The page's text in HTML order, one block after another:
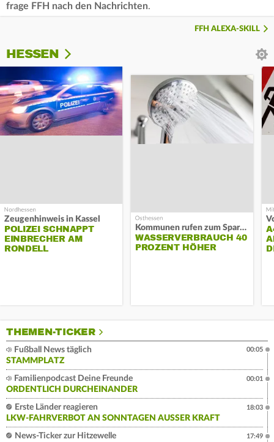
frage FFH nach den Nachrichten.
FFH ALEXA-SKILL
HESSEN
Zeugenhinweis in Kassel
POLIZEI SCHNAPPT
EINBRECHER AM
RONDELL
Kommunen rufen zum Sparen auf
WASSERVERBRAUCH 40
PROZENT HÖHER
THEMEN-TICKER
Fußball News täglich
STAMMPLATZ
00:05
Familienpodcast Deine Freunde
ORDENTLICH DURCHEINANDER
00:01
Erste Länder reagieren
LKW-FAHRVERBOT AN SONNTAGEN AUSSER KRAFT
18:03
News-Ticker zur Hitzewelle
17:49